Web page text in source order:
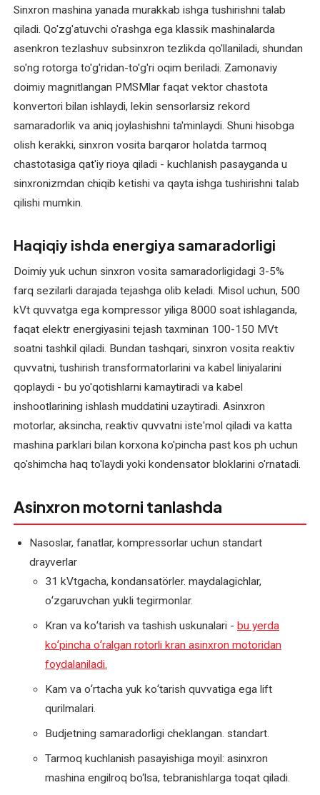
ta'mirlash
(mahalliy
va
xorijiy)
O'zgarmas
elektromotorlarini
qayta
o'rash
O'zgaruvchan
elektromotorlarini
qayta
o'rash
Payvand
transformatorlari
va
uskunalarini
ta'mirlash
Sanoat
elektromotorlarini
ta'mirlash
Texnik
xizmat
Tortish
motorlarini
ta'mirlash
Transformator
podstansiyasini
ta'mirlash
Transformatorlarni
o'rash
—
yangisini
Sinxron mashina yanada murakkab ishga tushirishni talab
qiladi. Qo'zg'atuvchi o'rashga ega klassik mashinalarda
asenkron tezlashuv subsinxron tezlikda qo'llaniladi, shundan
so'ng rotorga to'g'ridan-to'g'ri oqim beriladi. Zamonaviy
doimiy magnitlangan PMSMlar faqat vektor chastota
konvertori bilan ishlaydi, lekin sensorlarsiz rekord
samaradorlik va aniq joylashishni ta'minlaydi. Shuni hisobga
olish kerakki, sinxron vosita barqaror holatda tarmoq
chastotasiga qat'iy rioya qiladi - kuchlanish pasayganda u
sinxronizmdan chiqib ketishi va qayta ishga tushirishni talab
qilishi mumkin.
Haqiqiy ishda energiya samaradorligi
Doimiy yuk uchun sinxron vosita samaradorligidagi 3-5%
farq sezilarli darajada tejashga olib keladi. Misol uchun, 500
kVt quvvatga ega kompressor yiliga 8000 soat ishlaganda,
faqat elektr energiyasini tejash taxminan 100-150 MVt
soatni tashkil qiladi. Bundan tashqari, sinxron vosita reaktiv
quvvatni, tushirish transformatorlarini va kabel liniyalarini
qoplaydi - bu yo'qotishlarni kamaytiradi va kabel
inshootlarining ishlash muddatini uzaytiradi. Asinxron
motorlar, aksincha, reaktiv quvvatni iste'mol qiladi va katta
mashina parklari bilan korxona ko'pincha past kos ph uchun
qo'shimcha haq to'laydi yoki kondensator bloklarini o'rnatadi.
Asinxron motorni tanlashda
Nasoslar, fanatlar, kompressorlar uchun standart
drayverlar
31 kVtgacha, kondansatörler. maydalagichlar,
oʻzgaruvchan yukli tegirmonlar.
Kran va koʻtarish va tashish uskunalari - bu yerda
koʻpincha oʻralgan rotorli kran asinxron motoridan
foydalaniladi.
Kam va oʻrtacha yuk koʻtarish quvvatiga ega lift
qurilmalari.
Budjetning samaradorligi cheklangan. standart.
Tarmoq kuchlanish pasayishiga moyil: asinxron
mashina engilroq bo‘lsa, tebranishlarga toqat qiladi.